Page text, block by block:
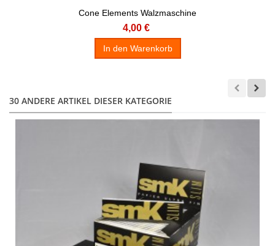
Cone Elements Walzmaschine
4,00 €
In den Warenkorb
30 ANDERE ARTIKEL DIESER KATEGORIE